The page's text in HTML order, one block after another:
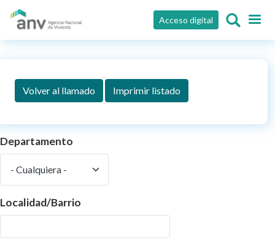
Pasar al contenido principal
Acceso digital
Volver al llamado Imprimir listado
Departamento
Localidad/Barrio